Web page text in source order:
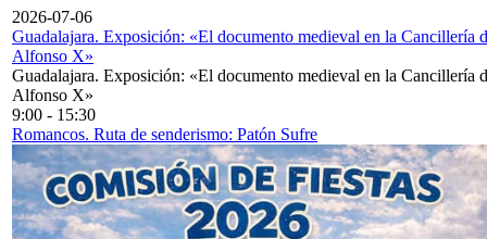
2026-07-06
Guadalajara. Exposición: «El documento medieval en la Cancillería
Alfonso X»
Guadalajara. Exposición: «El documento medieval en la Cancillería
Alfonso X»
9:00 - 15:30
Romancos. Ruta de senderismo: Patón Sufre